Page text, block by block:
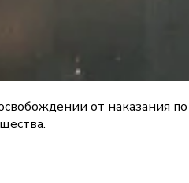
от наказания